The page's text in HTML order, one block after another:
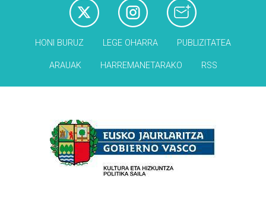
HONI BURUZ LEGE OHARRA PUBLIZITATEA
ARAUAK HARREMANETARAKO RSS